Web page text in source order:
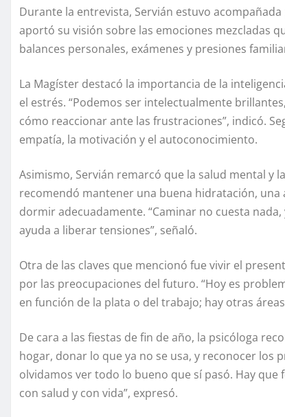
Durante la entrevista, Servián estuvo
aportó su visión sobre las emociones mezcladas
balances personales, exámenes y presiones
La Magíster destacó la importancia de la
el estrés. “Podemos ser intelectualmente
cómo reaccionar ante las frustraciones”, indicó.
empatía, la motivación y el autoconocimiento.
Asimismo, Servián remarcó que la salud mental y
recomendó mantener una buena hidratación,
dormir adecuadamente. “Caminar no cuesta
ayuda a liberar tensiones”, señaló.
Otra de las claves que mencionó fue vivir el
por las preocupaciones del futuro. “Hoy es
en función de la plata o del trabajo; hay otras
De cara a las fiestas de fin de año, la psicóloga
hogar, donar lo que ya no se usa, y reconocer los
olvidamos ver todo lo bueno que sí pasó. Hay
con salud y con vida”, expresó.